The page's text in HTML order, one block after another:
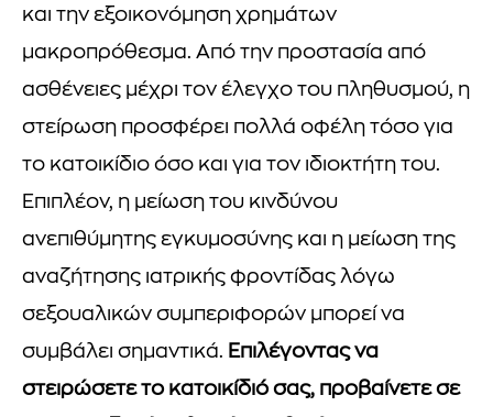
και την εξοικονόμηση χρημάτων
μακροπρόθεσμα. Από την προστασία από
ασθένειες μέχρι τον έλεγχο του πληθυσμού, η
στείρωση προσφέρει πολλά οφέλη τόσο για
το κατοικίδιο όσο και για τον ιδιοκτήτη του.
Επιπλέον, η μείωση του κινδύνου
ανεπιθύμητης εγκυμοσύνης και η μείωση της
αναζήτησης ιατρικής φροντίδας λόγω
σεξουαλικών συμπεριφορών μπορεί να
συμβάλει σημαντικά. Επιλέγοντας να
στειρώσετε το κατοικίδιό σας, προβαίνετε σε